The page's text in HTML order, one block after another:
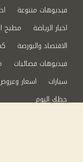
فيديوهات متنوعة
اخبار الرياضة
مطبخ
الاقتصاد والبورصة
فيديوهات فضائيات
سيارات
اسعار
حظك اليوم